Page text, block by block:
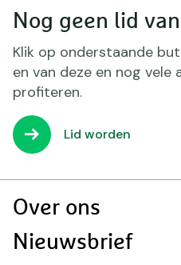
Nog geen lid
Klik op onderstaande
en van deze en nog
profiteren.
Lid worden
Doormat
Over ons
Nieuwsbrief